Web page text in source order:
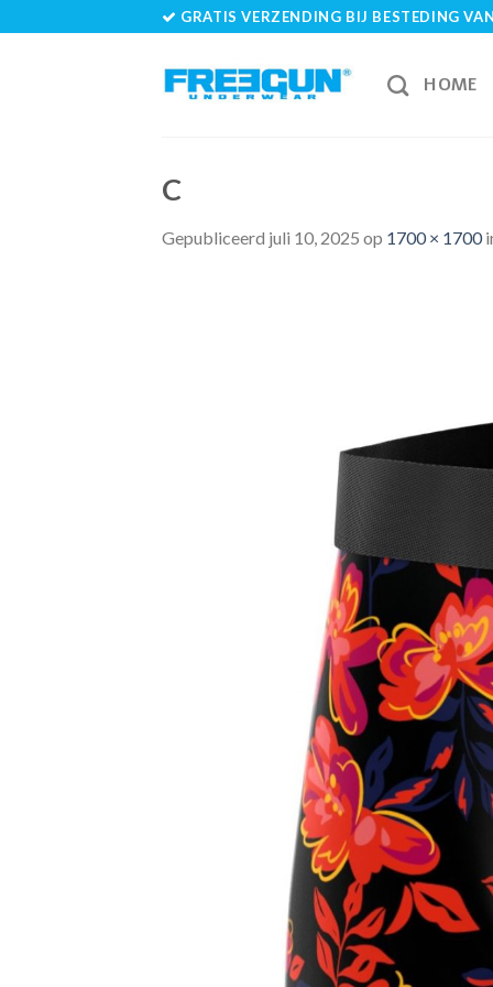
to
GRATIS VERZENDING BIJ BESTEDING
HOME
C
Gepubliceerd juli 10, 2025 op 1700 × 1700